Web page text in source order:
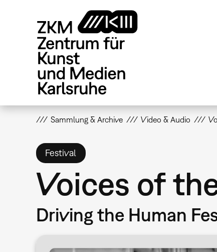
Sammlung & Archive Video & Audio
Festival
Voices of
Driving the Human